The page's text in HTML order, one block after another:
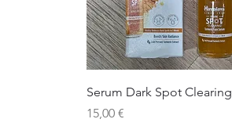
Serum Dark Spot Clearing
Precio
15,00 €